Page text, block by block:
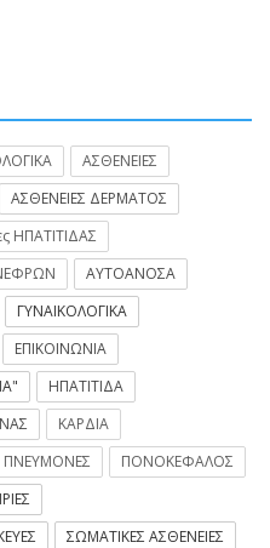
ΑΣΘΕΝΕΙΕΣ
ΑΣΘΕΝΕΙΕΣ ΔΕΡΜΑΤΟΣ
ΗΠΑΤΙΤΙΔΑΣ
ΑΥΤΟΑΝΟΣΑ
ΓΥΝΑΙΚΟΛΟΓΙΚΑ
ΕΠΙΚΟΙΝΩΝΙΑ
ΗΠΑΤΙΤΙΔΑ
ΚΑΡΔΙΑ
ΠΝΕΥΜΟΝΕΣ
ΠΟΝΟΚΕΦΑΛΟΣ
ΣΩΜΑΤΙΚΕΣ ΑΣΘΕΝΕΙΕΣ